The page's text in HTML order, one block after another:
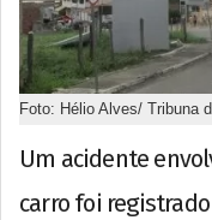
Foto: Hélio Alves/ Tribuna
Um acidente
carro foi